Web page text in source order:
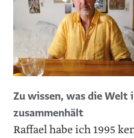
Zu wissen, was die Welt
zusammenhält
Raffael habe ich 1995